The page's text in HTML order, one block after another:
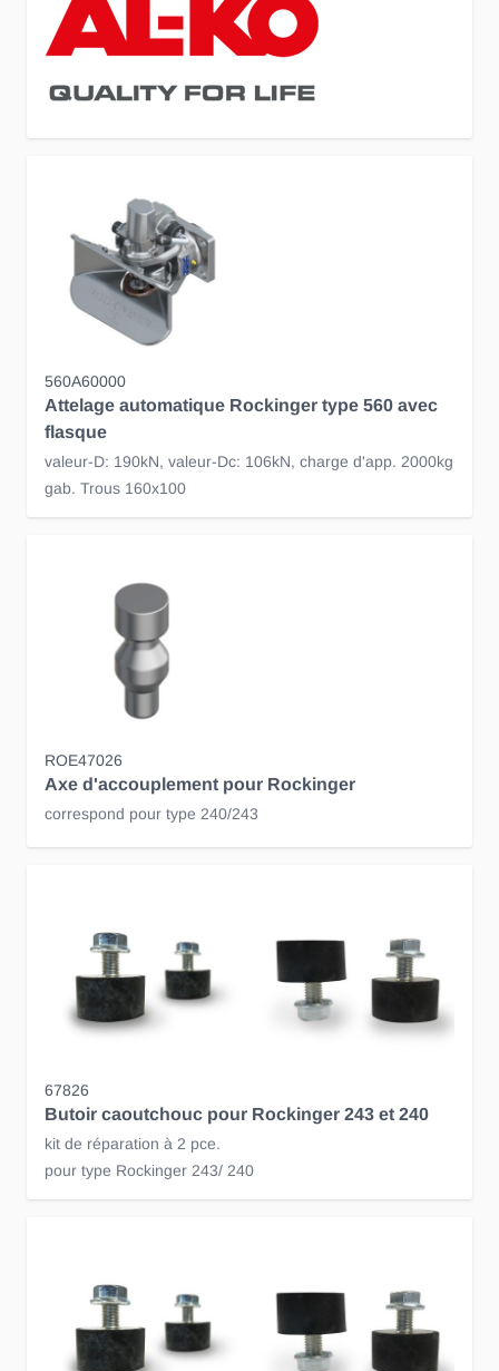
560A60000
Attelage automatique Rockinger type 560 avec
flasque
valeur-D: 190kN, valeur-Dc: 106kN, charge d'app. 2000kg
gab. Trous 160x100
ROE47026
Axe d'accouplement pour Rockinger
correspond pour type 240/243
67826
Butoir caoutchouc pour Rockinger 243 et 240
kit de réparation à 2 pce.
pour type Rockinger 243/ 240